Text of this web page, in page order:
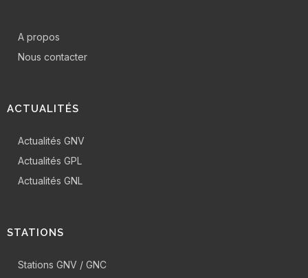
A propos
Nous contacter
ACTUALITÉS
Actualités GNV
Actualités GPL
Actualités GNL
STATIONS
Stations GNV / GNC